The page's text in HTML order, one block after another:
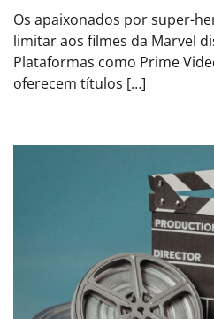
Os apaixonados por super-
limitar aos filmes da Marvel
Plataformas como Prime
oferecem títulos […]